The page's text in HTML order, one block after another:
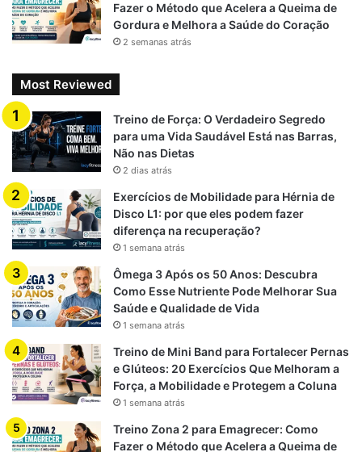
Fazer o Método que Acelera a Queima de
Gordura e Melhora a Saúde do Coração
2 semanas atrás
Most Reviewed
Treino de Força: O Verdadeiro Segredo
para uma Vida Saudável Está nas Barras,
Não nas Dietas
2 dias atrás
Exercícios de Mobilidade para Hérnia de
Disco L1: por que eles podem fazer
diferença na recuperação?
1 semana atrás
Ômega 3 Após os 50 Anos: Descubra
Como Esse Nutriente Pode Melhorar Sua
Saúde e Qualidade de Vida
1 semana atrás
Treino de Mini Band para Fortalecer Pernas
e Glúteos: 20 Exercícios Que Melhoram a
Força, a Mobilidade e Protegem a Coluna
1 semana atrás
Treino Zona 2 para Emagrecer: Como
Fazer o Método que Acelera a Queima de